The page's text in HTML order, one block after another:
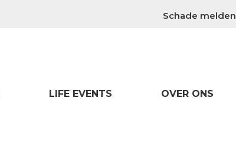
Schade melden
LIFE EVENTS OVER ONS